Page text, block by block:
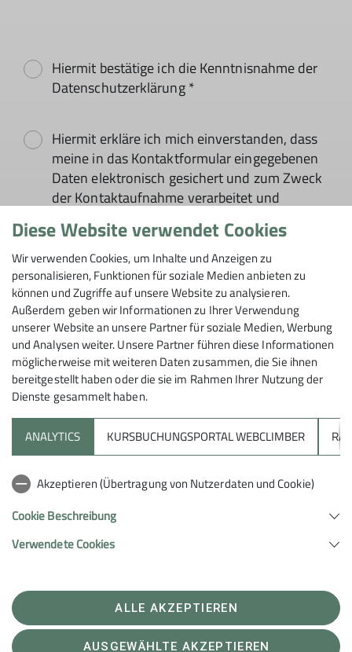
Hiermit bestätige ich die Kenntnisnahme der
Datenschutzerklärung *
Hiermit erkläre ich mich einverstanden, dass
meine in das Kontaktformular eingegebenen
Daten elektronisch gesichert und zum Zweck
der Kontaktaufnahme verarbeitet und
meine Einwilligung jederzeit wiederrufen
kann. *
Mit (*) markierte Felder
sind Pflichtfelder
Absenden
Unterstütze uns
Sektion Heilbronn des Deutschen Alpenvereins e.V.
Telefon +497131679933
Diese Website verwendet Cookies
Wir verwenden Cookies, um Inhalte und Anzeigen zu
personalisieren, Funktionen für soziale Medien anbieten zu
können und Zugriffe auf unsere Website zu analysieren.
Außerdem geben wir Informationen zu Ihrer Verwendung
unserer Website an unsere Partner für soziale Medien, Werbung
und Analysen weiter. Unsere Partner führen diese Informationen
möglicherweise mit weiteren Daten zusammen, die Sie ihnen
bereitgestellt haben oder die sie im Rahmen Ihrer Nutzung der
Dienste gesammelt haben.
ANALYTICS KURSBUCHUNGSPORTAL WEBCLIMBER
Akzeptieren (Übertragung von Nutzerdaten und Cookie)
Cookie Beschreibung
Verwendete Cookies
ALLE AKZEPTIEREN
AUSGEWÄHLTE AKZEPTIEREN